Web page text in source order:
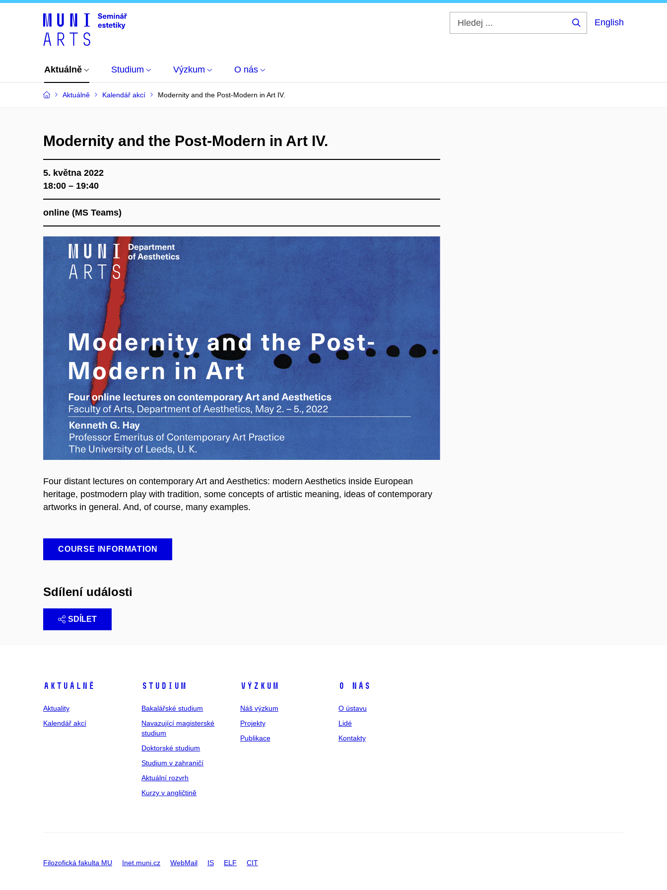
English
Aktuálně Studium Výzkum O nás
Aktuálně Kalendář akcí Modernity and the Post-Modern in Art IV.
Modernity and the Post-Modern in Art IV.
5. května 2022
18:00 – 19:40
online (MS Teams)
Four distant lectures on contemporary Art and Aesthetics: modern Aesthetics inside European
heritage, postmodern play with tradition, some concepts of artistic meaning, ideas of contemporary
artworks in general. And, of course, many examples.
COURSE INFORMATION
Sdílení události
SDÍLET
Aktuálně
Aktuality
Kalendář akcí
Studium
Bakalářské studium
Navazující magisterské
studium
Doktorské studium
Studium v zahraničí
Aktuální rozvrh
Kurzy v angličtině
Výzkum
Náš výzkum
Projekty
Publikace
O nás
O ústavu
Lidé
Kontakty
Filozofická fakulta MU Inet.muni.cz WebMail IS ELF CIT